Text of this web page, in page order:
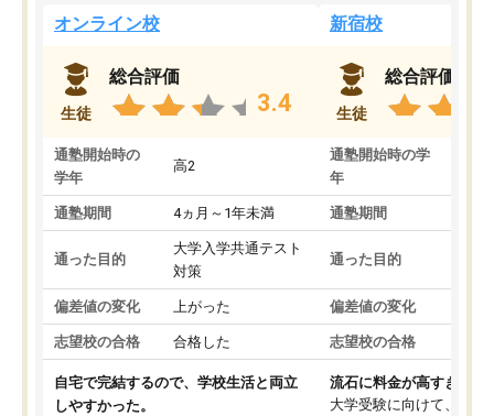
オンライン校
生徒
総合評価
3.4
通塾開始時の
学年
高2
通塾期間 4ヵ月～1年未満
通った目的
大学入学共通テスト
対策
偏差値の変化 上がった
志望校の合格 合格した
自宅で完結するので、学校生活と両立
しやすかった。
新宿校
生徒
総合評価
通塾開始時の学
年
通塾期間
通った目的
偏差値の変化
志望校の合格
流石に料金が高すぎる
大学受験に向けて、高2